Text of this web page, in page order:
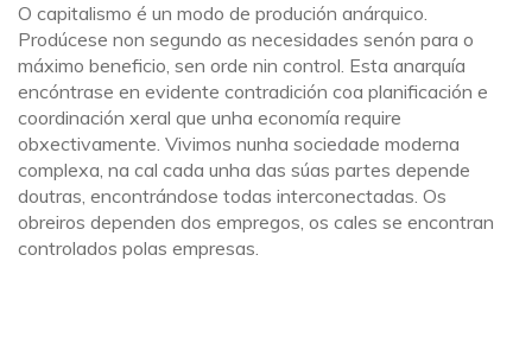
O capitalismo é un modo de produción anárquico.
Prodúcese non segundo as necesidades senón para o
máximo beneficio, sen orde nin control. Esta anarquía
encóntrase en evidente contradición coa planificación e
coordinación xeral que unha economía require
obxectivamente. Vivimos nunha sociedade moderna
complexa, na cal cada unha das súas partes depende
doutras, encontrándose todas interconectadas. Os
obreiros dependen dos empregos, os cales se encontran
controlados polas empresas.